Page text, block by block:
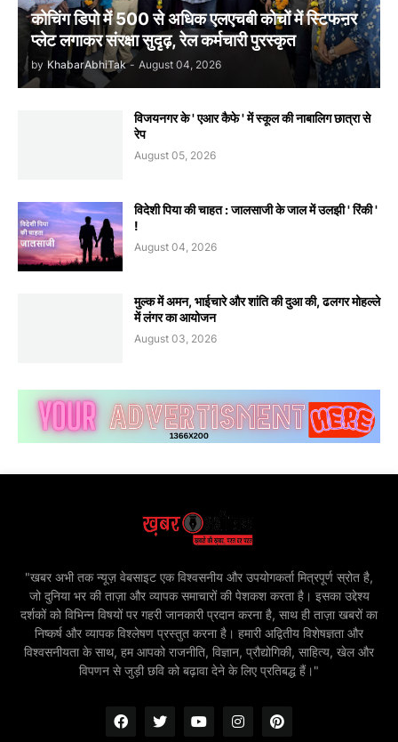
कोचिंग डिपो में 500 से अधिक एलएचबी कोचों में स्टिफऩर
प्लेट लगाकर संरक्षा सुदृढ़, रेल कर्मचारी पुरस्कृत
by KhabarAbhiTak - August 04, 2026
विजयनगर के ' एआर कैफे ' में स्कूल की नाबालिग छात्रा से
रेप
August 05, 2026
विदेशी पिया की चाहत : जालसाजी के जाल में उलझी ' रिंकी '
!
August 04, 2026
मुल्क में अमन, भाईचारे और शांति की दुआ की, ढलगर मोहल्ले
में लंगर का आयोजन
August 03, 2026
"खबर अभी तक न्यूज़ वेबसाइट एक विश्वसनीय और उपयोगकर्ता मित्रपूर्ण स्रोत है,
जो दुनिया भर की ताज़ा और व्यापक समाचारों की पेशकश करता है। इसका उद्देश्य
दर्शकों को विभिन्न विषयों पर गहरी जानकारी प्रदान करना है, साथ ही ताज़ा खबरों का
निष्कर्ष और व्यापक विश्लेषण प्रस्तुत करना है। हमारी अद्वितीय विशेषज्ञता और
विश्वसनीयता के साथ, हम आपको राजनीति, विज्ञान, प्रौद्योगिकी, साहित्य, खेल और
विपणन से जुड़ी छवि को बढ़ावा देने के लिए प्रतिबद्ध हैं।"